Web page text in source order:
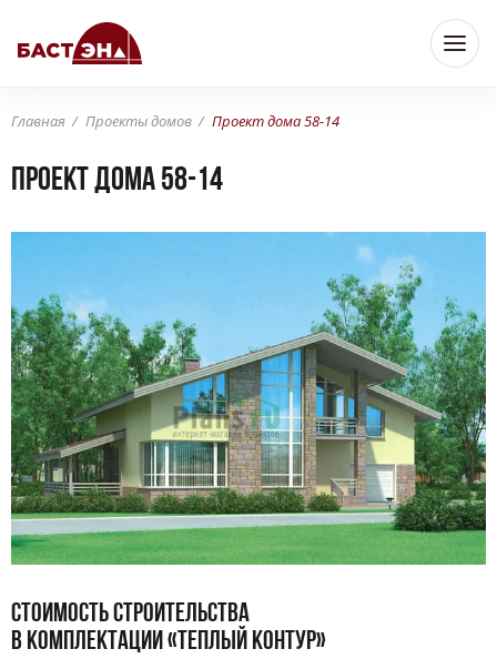
Главная Проекты домов Проект дома 58-14
Проект дома 58-14
СТОИМОСТЬ СТРОИТЕЛЬСТВА
В КОМПЛЕКТАЦИИ «ТЕПЛЫЙ КОНТУР»